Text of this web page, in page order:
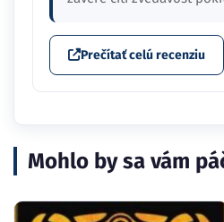
Prečítať celú recenziu
Mohlo by sa vám